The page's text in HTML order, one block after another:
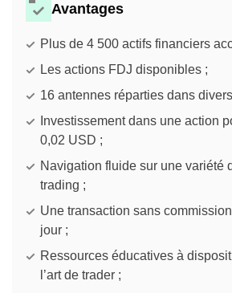
Avantages
Plus de 4 500 actifs financiers
Les actions FDJ disponibles ;
16 antennes réparties dans
Investissement dans une action
0,02 USD ;
Navigation fluide sur une variété
trading ;
Une transaction sans
jour ;
Ressources éducatives à
l’art de trader ;